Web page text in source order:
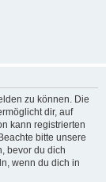
zu können. Die
dir, auf
kann registrierten
bitte unsere
bevor du dich
wenn du dich in